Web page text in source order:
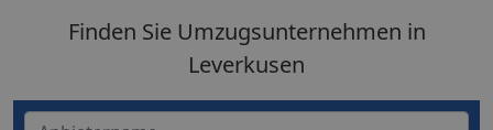
Finden Sie Umzugsunternehmen in
Leverkusen